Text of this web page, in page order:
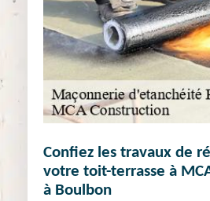
Confiez les travaux de
votre toit-terrasse à
à Boulbon